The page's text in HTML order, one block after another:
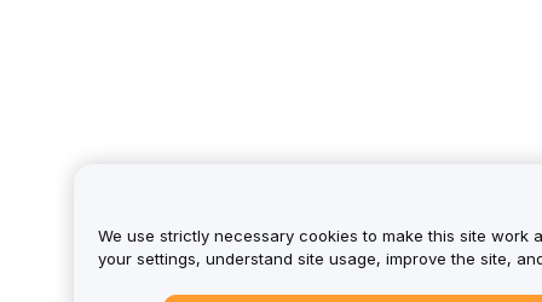
We use strictly necessary cookies to make this site
your settings, understand site usage, improve the site,